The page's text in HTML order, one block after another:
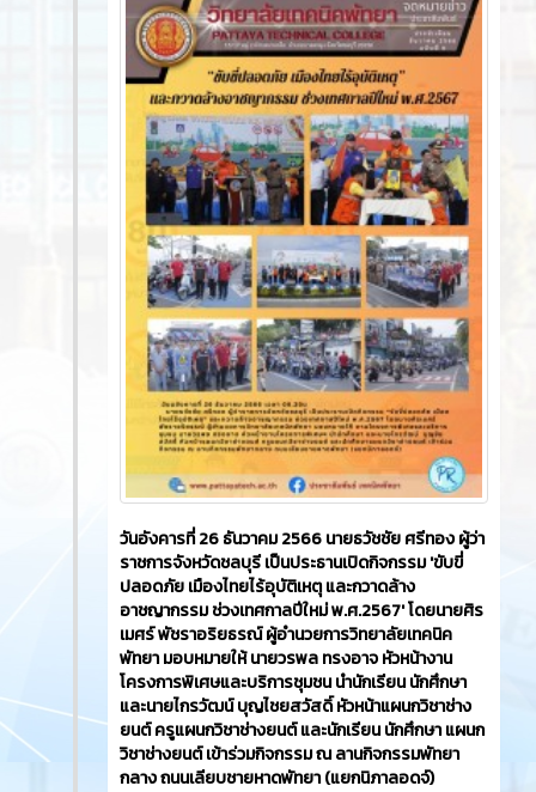
วันอังคารที่ 26 ธันวาคม 2566​ นายธวัชชัย ศรีทอง ผู้ว่า
ราชการจังหวัดชลบุรี เป็นประธานเปิดกิจกรรม 'ขับขี่
ปลอดภัย เมืองไทยไร้อุบัติเหตุ และกวาดล้าง
อาชญากรรม ช่วงเทศกาลปีใหม่ พ.ศ.2567' โดยนายศิร
เมศร์ พัชราอริยธรณ์ ผู้อำนวยการวิทยาลัยเทคนิค
พัทยา มอบหมายให้ นายวรพล ทรงอาจ หัวหน้างาน
โครงการพิเศษและบริการชุมชน นำนักเรียน นักศึกษา
และนายไกรวัฒน์ บุญไชยสวัสดิ์ หัวหน้าแผนกวิชาช่าง
ยนต์ ครูแผนกวิชาช่างยนต์ และนักเรียน นักศึกษา แผนก
วิชาช่างยนต์ เข้าร่วมกิจกรรม ณ ลานกิจกรรมพัทยา
กลาง ถนนเลียบชายหาดพัทยา (แยกนิภาลอดจ์)